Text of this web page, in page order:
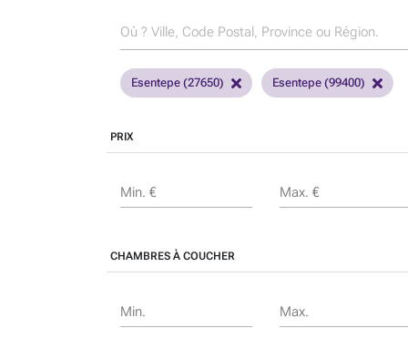
Esentepe (27650) Esentepe (99400)
PRIX
Min. € Max. €
CHAMBRES À COUCHER
Min. Max.